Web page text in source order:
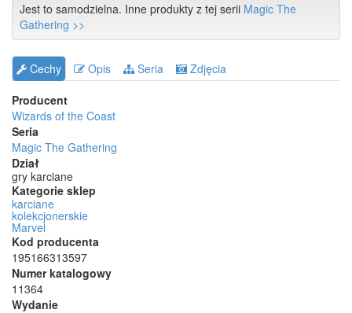
Jest to samodzielna. Inne produkty z tej serii Magic The
Gathering >>
Cechy Opis Seria
Zdjęcia
Producent
Wizards of the Coast
Seria
Magic The Gathering
Dział
gry karciane
Kategorie sklep
karciane
kolekcjonerskie
Marvel
Kod producenta
195166313597
Numer katalogowy
11364
Wydanie